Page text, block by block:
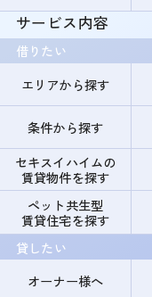
サービス内容
借りたい
エリアから探す
条件から探す
セキスイハイムの
賃貸物件を探す
ペット共生型
賃貸住宅を探す
貸したい
オーナー様へ